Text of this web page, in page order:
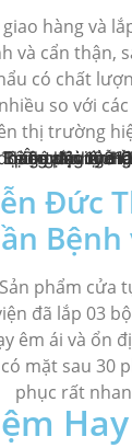
hàng và
và cẩn thận,
có chất
so với
thị trường
Đức
phẩm cửa
đã lắp 03
êm ái và ổn
mặt sau 30
phục rất
Hay